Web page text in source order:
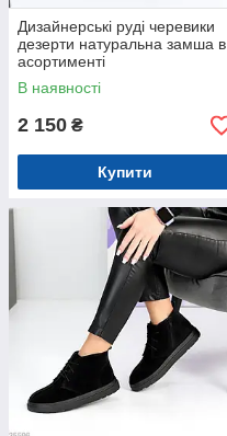
Дизайнерські руді черевики
дезерти натуральна замша в
асортименті
В наявності
2 150 ₴
Купити